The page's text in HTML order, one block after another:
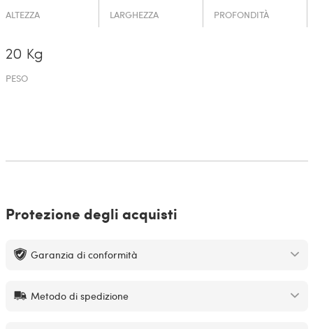
ALTEZZA LARGHEZZA PROFONDITÀ
20 Kg
PESO
Protezione degli acquisti
Garanzia di conformità
Metodo di spedizione